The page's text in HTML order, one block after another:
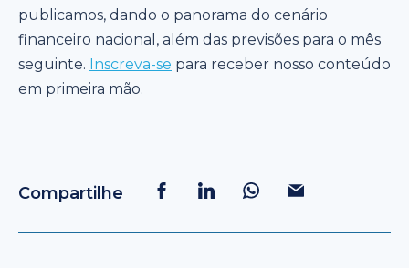
publicamos, dando o panorama do cenário
financeiro nacional, além das previsões para o mês
seguinte. Inscreva-se para receber nosso conteúdo
em primeira mão.
Compartilhe